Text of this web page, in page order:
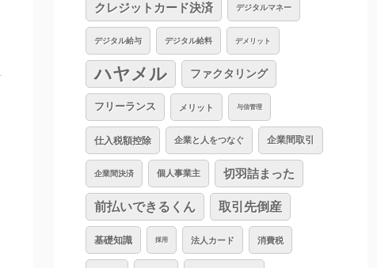
クレジットカード決済 デジタルマネー
デジタル給与 デジタル給料 デメリット
ハヤメル ファクタリング
フリーランス メリット 与信管理
仕入税額控除 企業と人をつなぐ 企業間取引
企業間決済 個人事業主 切羽詰まった
前払いできるくん 取引先倒産
基礎知識 採用 法人カード 消費税